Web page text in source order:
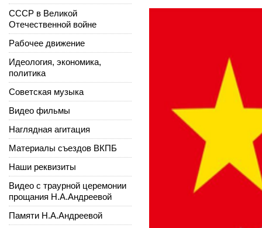
СССР в Великой
Отечественной войне
Рабочее движение
Идеология, экономика,
политика
Советская музыка
Видео фильмы
Наглядная агитация
Материалы съездов ВКПБ
Наши реквизиты
Видео с траурной церемонии
прощания Н.А.Андреевой
Памяти Н.А.Андреевой